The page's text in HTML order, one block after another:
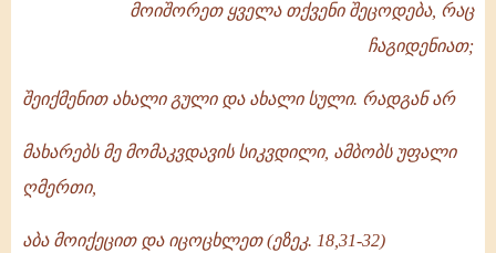
მოიშორეთ ყველა თქვენი შეცოდება, რაც
ჩაგიდენიათ;
შეიქმენით ახალი გული და ახალი სული. რადგან არ
მახარებს მე მომაკვდავის სიკვდილი, ამბობს უფალი
ღმერთი,
აბა მოიქეცით და იცოცხლეთ (ეზეკ. 18,31-32)